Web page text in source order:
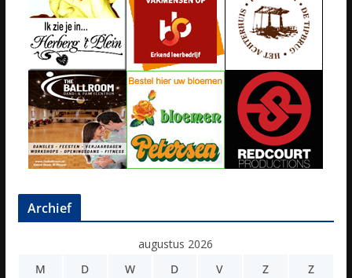
Archief
augustus 2026
M
D W D V Z Z